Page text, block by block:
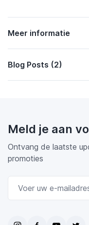
Meer informatie
Blog Posts (2)
Meld je aan
Ontvang de laatste
promoties